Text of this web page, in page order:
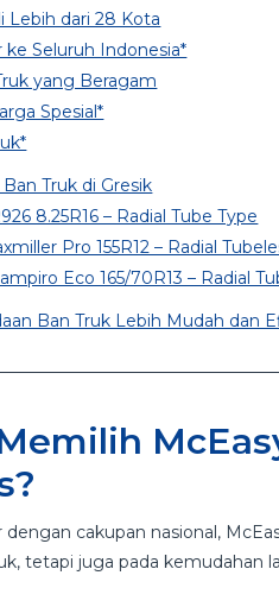
Lebih dari 28 Kota
ke Seluruh Indonesia*
yang Beragam
Spesial*
Truk di Gresik
8.25R16 – Radial Tube Type
Pro 155R12 – Radial
Eco 165/70R13 – Radial
Ban Truk Lebih Mudah dan
cakupan nasional,
tetapi juga pada kemudahan